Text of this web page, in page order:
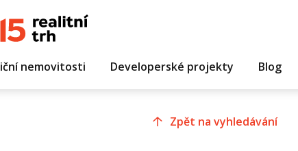
nemovitosti Developerské projekty Blog
Zpět na vyhledávání